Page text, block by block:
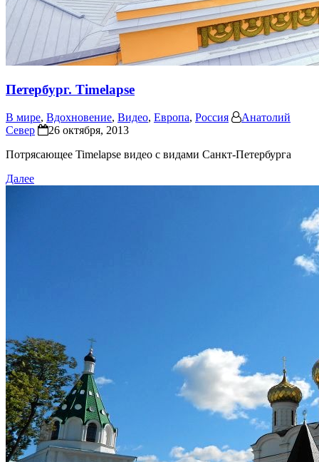
Петербург. Timelapse
В мире, Вдохновение, Видео, Европа, Россия
Анатолий
Север
26 октября, 2013
Потрясающее Timelapse видео с видами Санкт-Петербурга
Далее